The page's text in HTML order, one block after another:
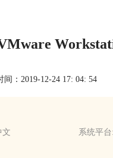
间：2019-12-24 17: 04: 54
文
系统平台